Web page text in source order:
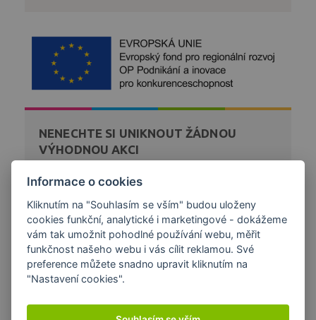
NENECHTE SI UNIKNOUT ŽÁDNOU
VÝHODNOU AKCI
Zaregistrujte se k bezplatnému zasílání novinek a akcí
DÁREK K NÁKUPU
Informace o cookies
Kliknutím na "Souhlasím se vším" budou uloženy
cookies funkční, analytické i marketingové - dokážeme
vám tak umožnit pohodlné používání webu, měřit
funkčnost našeho webu i vás cílit reklamou. Své
preference můžete snadno upravit kliknutím na
"Nastavení cookies".